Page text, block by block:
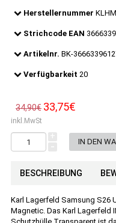
Herstellernummer
Strichcode EAN
Artikelnr. BK-
Verfügbarkeit 20
34,90€ 33,75€
inkl.MwSt
BESCHREIBUNG
Karl Lagerfeld Samsung S26
Magnetic. Das Karl Lagerfeld